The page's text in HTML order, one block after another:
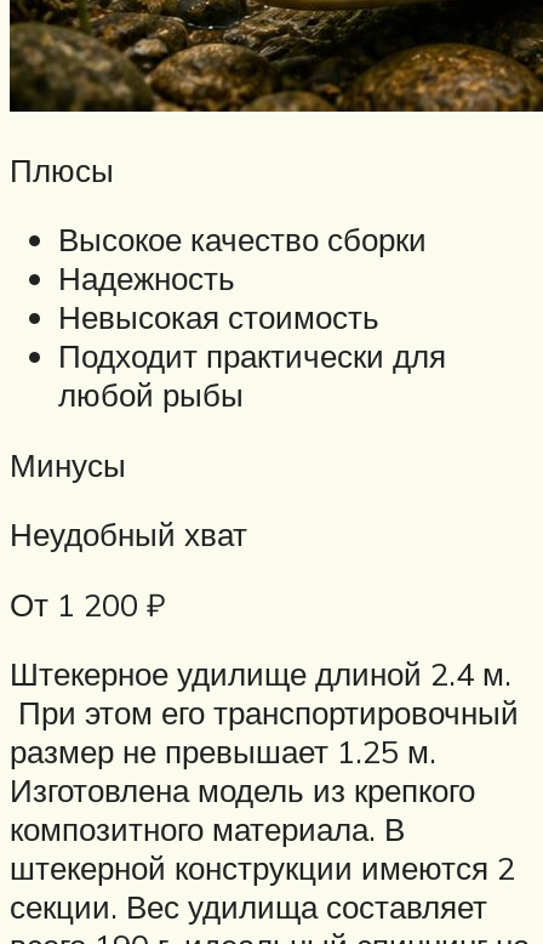
Плюсы
Высокое качество сборки
Надежность
Невысокая стоимость
Подходит практически для
любой рыбы
Минусы
Неудобный хват
От 1 200 ₽
Штекерное удилище длиной 2.4 м.
При этом его транспортировочный
размер не превышает 1.25 м.
Изготовлена модель из крепкого
композитного материала. В
штекерной конструкции имеются 2
секции. Вес удилища составляет